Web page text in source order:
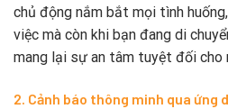
chủ động nắm bắt mọi tình
việc mà còn khi bạn đang di
mang lại sự an tâm tuyệt đối cho
2. Cảnh báo thông minh qua ứng